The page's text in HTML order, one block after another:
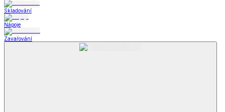
Skladování
Nápoje
Zavařování